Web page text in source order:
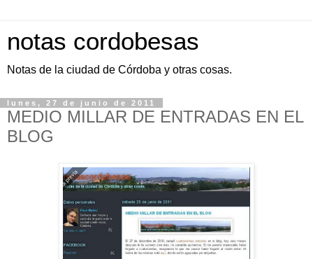
notas cordobesas
Notas de la ciudad de Córdoba y otras cosas.
lunes, 27 de junio de 2011
MEDIO MILLAR DE ENTRADAS EN EL
BLOG